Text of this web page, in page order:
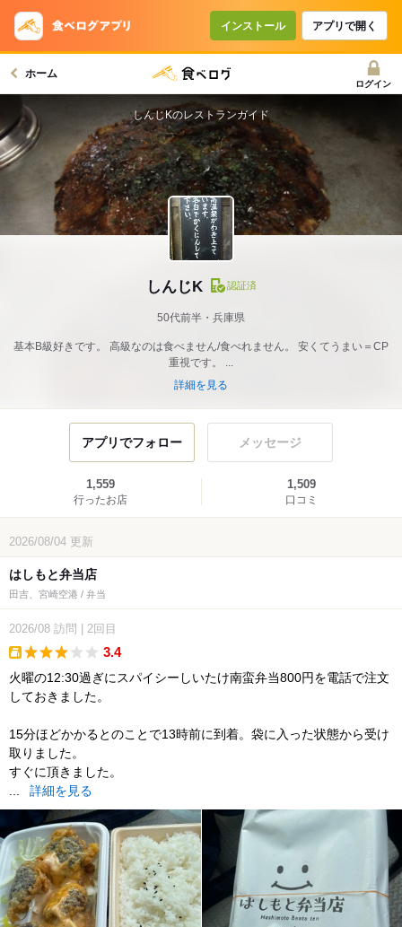
インストール アプリで開く
ホーム
ログイン
しんじK 認証済
50代前半・兵庫県
基本B級好きです。 高級なのは食べません/食べれません。 安くてうまい＝CP
重視です。 ...
詳細を見る
しんじKのレストランガイド
アプリでフォロー メッセージ
1,559
行ったお店
1,509
口コミ
2026/08/04 更新
はしもと弁当店
田吉、宮崎空港 / 弁当
2026/08 訪問 2回目
3.4
火曜の12:30過ぎにスパイシーしいたけ南蛮弁当800円を電話で注文
しておきました。
15分ほどかかるとのことで13時前に到着。袋に入った状態から受け
取りました。
すぐに頂きました。
詳細を見る